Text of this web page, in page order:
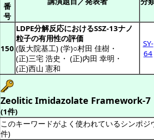
番
号
150
LDPE分解反応におけるSSZ-13ナノ
粒子の有用性の評価
(阪大院基工) (学)○村田 佳樹 ・
(正)三宅 浩史 ・ (正)内田 幸明 ・
(正)西山 憲和
SY-
64
Zeolitic Imidazolate Framework-7
(1件)
このキーワードがよく使われているシンポ
件)